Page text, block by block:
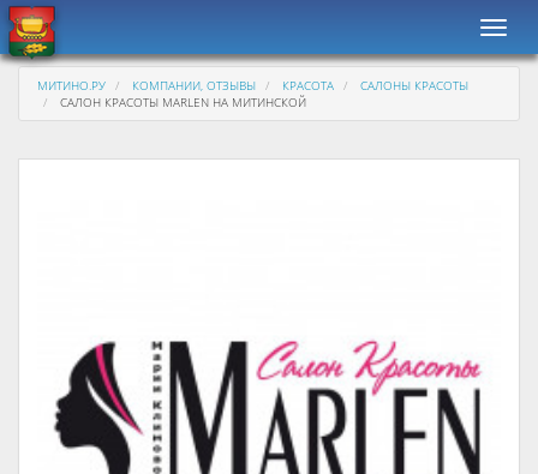
МИТИНО.РУ КОМПАНИИ, ОТЗЫВЫ КРАСОТА
САЛОНЫ КРАСОТЫ
САЛОН КРАСОТЫ MARLEN НА МИТИНСКОЙ